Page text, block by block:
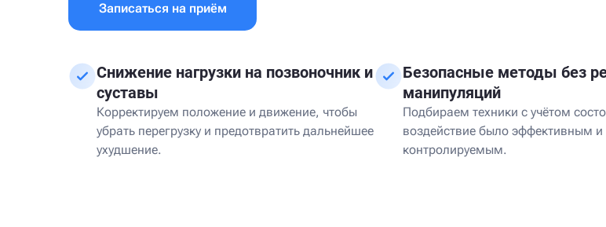
Записаться на приём
Снижение нагрузки на позвоночник и
суставы
Корректируем положение и движение, чтобы
убрать перегрузку и предотвратить дальнейшее
ухудшение.
Безопасные методы без
манипуляций
Подбираем техники с учётом
воздействие было эффективным и
контролируемым.